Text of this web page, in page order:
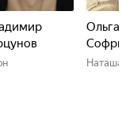
Ольга
Наташа